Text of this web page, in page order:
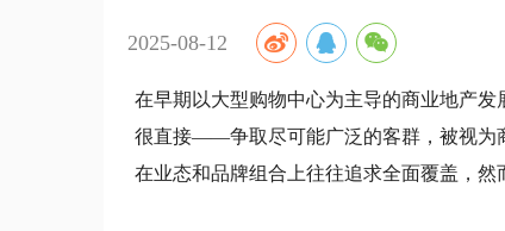
2025-08-12
在早期以大型购物中心为主导的商业地产
很直接——争取尽可能广泛的客群，被视为
在业态和品牌组合上往往追求全面覆盖，然